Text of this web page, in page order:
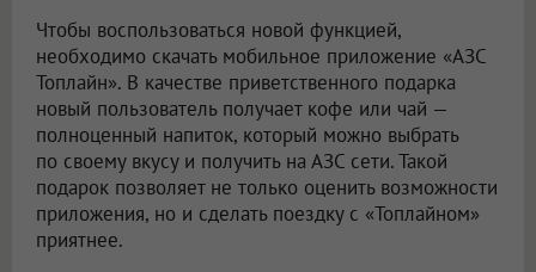
Чтобы воспользоваться новой функцией,
необходимо скачать мобильное приложение «АЗС
Топлайн». В качестве приветственного подарка
новый пользователь получает кофе или чай —
полноценный напиток, который можно выбрать
по своему вкусу и получить на АЗС сети. Такой
подарок позволяет не только оценить возможности
приложения, но и сделать поездку с «Топлайном»
приятнее.